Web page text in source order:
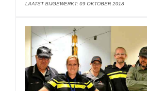
LAATST BIJGEWERKT: 09 OKTOBER 2018